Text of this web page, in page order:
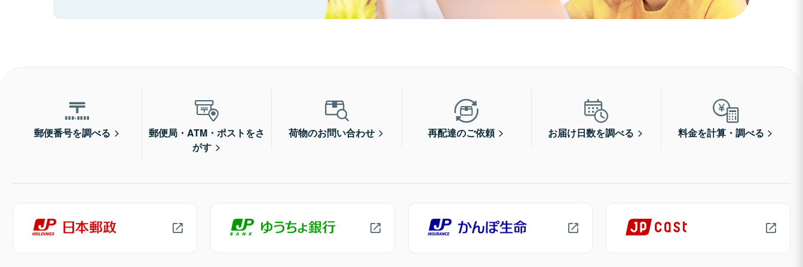
郵便番号を調べる
郵便局・ATM・ポストをさ
がす
荷物のお問い合わせ 再配達のご依頼 お届け日数を調べる 料金を計算・調べる